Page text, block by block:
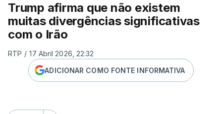
Trump afirma que não existem
muitas divergências significativas
com o Irão
RTP / 17 Abril 2026, 22:32
ADICIONAR COMO FONTE INFORMATIVA